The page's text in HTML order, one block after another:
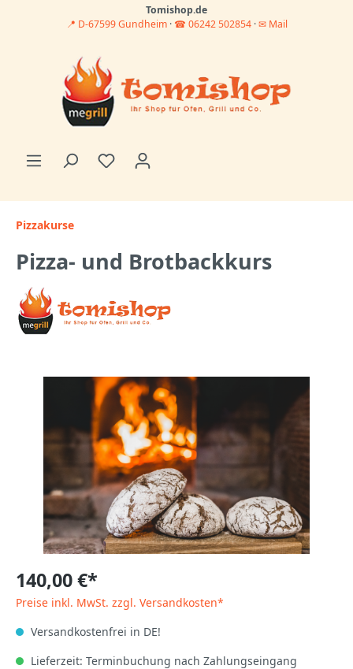
Tomishop.de
📍 D-67599 Gundheim · ☎ 06242 502854·✉ Mail
Pizzakurse
Pizza- und Brotbackkurs
140,00 €*
Preise inkl. MwSt. zzgl. Versandkosten*
Versandkostenfrei in DE!
Lieferzeit: Terminbuchung nach Zahlungseingang